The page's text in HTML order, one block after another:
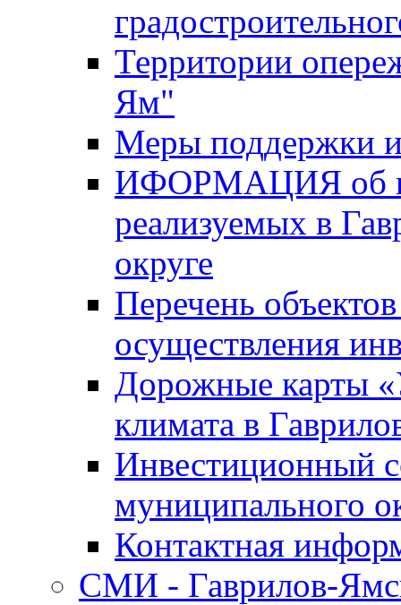
Территории
Ям"
Меры поддержки
ИФОРМАЦИЯ об
реализуемых в
округе
Перечень
осуществления
Дорожные карты
климата в
Инвестиционный
муниципального
Контактная
СМИ - Гаврилов-